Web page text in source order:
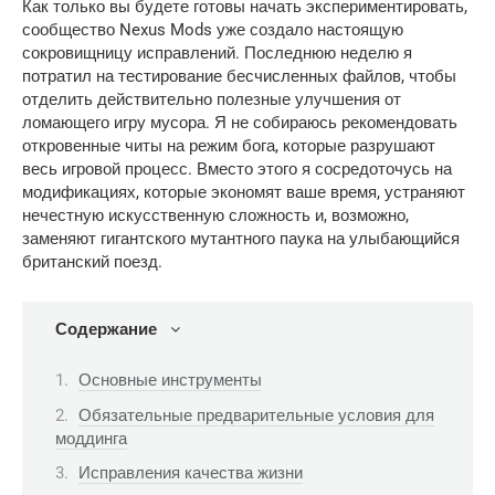
Как только вы будете готовы начать экспериментировать,
сообщество Nexus Mods уже создало настоящую
сокровищницу исправлений. Последнюю неделю я
потратил на тестирование бесчисленных файлов, чтобы
отделить действительно полезные улучшения от
ломающего игру мусора. Я не собираюсь рекомендовать
откровенные читы на режим бога, которые разрушают
весь игровой процесс. Вместо этого я сосредоточусь на
модификациях, которые экономят ваше время, устраняют
нечестную искусственную сложность и, возможно,
заменяют гигантского мутантного паука на улыбающийся
британский поезд.
Содержание
Основные инструменты
Обязательные предварительные условия для
моддинга
Исправления качества жизни